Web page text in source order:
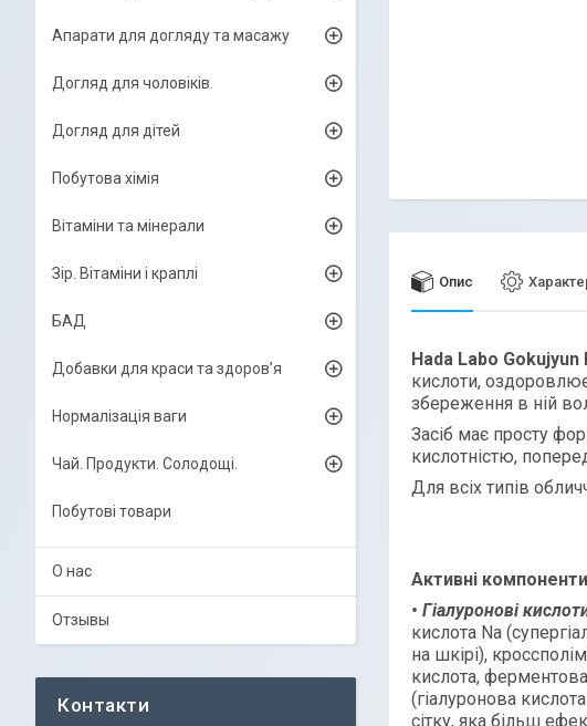
Опис
Hada Labo
кислоти,
збереження в ній
Засіб має просту
кислотністю,
Для всіх типів
Активні компоненти
• Гіалуроновікислот
кислота Na
на шкірі),
кислота,
(гіалуронова
сітку, яка більш
Апарати для догляду та масажу
Догляд для чоловіків.
Догляд для дітей
Побутова хімія
Вітаміни та мінерали
Зір. Вітаміни і краплі
БАД
Добавки для краси та здоров’я
Нормалізація ваги
Чай. Продукти. Солодощі.
Побутові товари
О нас
Отзывы